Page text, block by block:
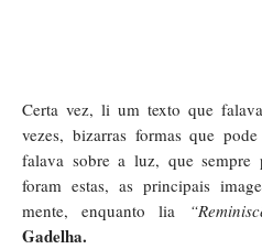
Certa vez, li um texto que
vezes, bizarras formas que
falava sobre a luz, que sempre
foram estas, as principais
mente, enquanto lia
Gadelha.